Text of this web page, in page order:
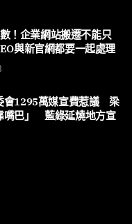
！企業網站搬遷不能只
與新官網都要一起處理
會1295萬媒宣費惹議 梁
嘴巴」 藍綠延燒地方宣